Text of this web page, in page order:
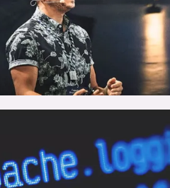
karriere
frontend backend
ukas koder